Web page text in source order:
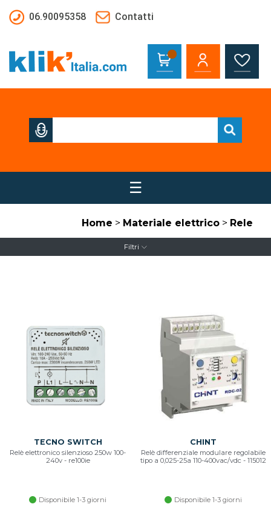
06.90095358
Contatti
☰
Home > Materiale elettrico > Rele
Filtri
TECNO SWITCH
Relè elettronico silenzioso 250w 100-
240v - re100ie
Disponibile 1-3 giorni
CHINT
Relè differenziale modulare regolabile
tipo a 0,025-25a 110-400vac/vdc - 115012
Disponibile 1-3 giorni